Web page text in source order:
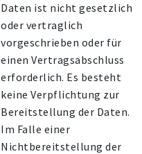
Daten ist nicht gesetzlich
oder vertraglich
vorgeschrieben oder für
einen Vertragsabschluss
erforderlich. Es besteht
keine Verpflichtung zur
Bereitstellung der Daten.
Im Falle einer
Nichtbereitstellung der